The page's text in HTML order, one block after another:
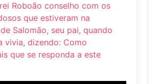
Roboão conselho com os
que estiveram na
Salomão, seu pai, quando
vivia, dizendo: Como
que se responda a este